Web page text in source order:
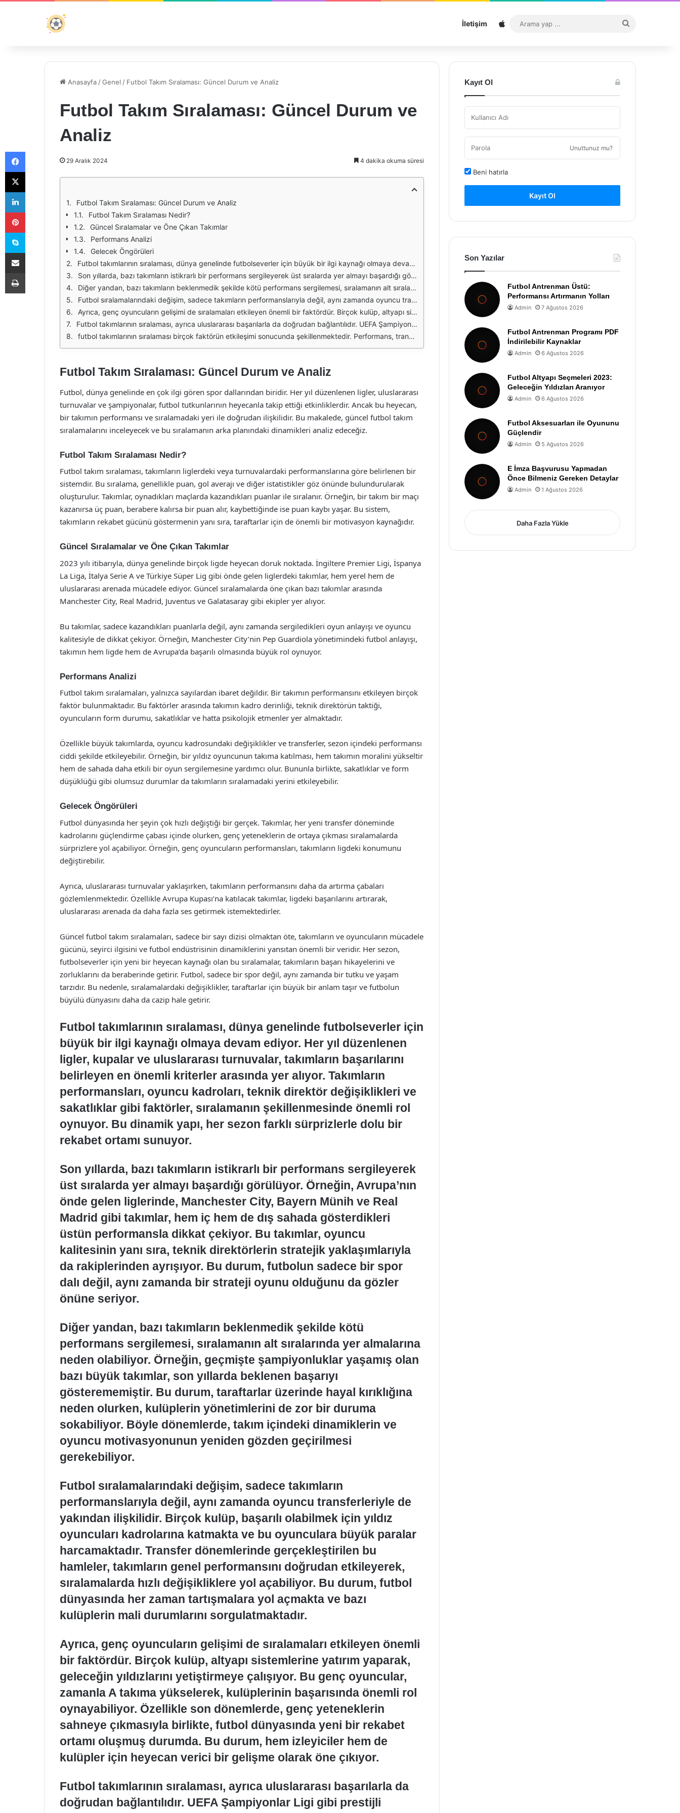
İletişim Sitemap
...
Anasayfa /Genel / Futbol Takım Sıralaması: Güncel Durum ve Analiz
Futbol Takım Sıralaması: Güncel Durum ve
Analiz
29 Aralık 2024 4 dakika okuma süresi
Futbol Takım Sıralaması: Güncel Durum ve Analiz
Futbol Takım Sıralaması Nedir?
Güncel Sıralamalar ve Öne Çıkan Takımlar
Performans Analizi
Gelecek Öngörüleri
Futbol takımlarının sıralaması, dünya genelinde futbolseverler için büyük bir ilgi kaynağı olmaya devam ediyor. Her yıl düzenlenen ligler, kupalar ve uluslararası turnuvalar, takımların başarılarını belirleyen en önemli kriterler arasında yer alıyor. Takımların performansları, oyuncu kadroları, teknik direktör değişiklikleri ve sakatlıklar gibi faktörler, sıralamanın şekillenmesinde önemli rol oynuyor. Bu dinamik yapı, her sezon farklı sürprizlerle dolu bir rekabet ortamı sunuyor.
Son yıllarda, bazı takımların istikrarlı bir performans sergileyerek üst sıralarda yer almayı başardığı görülüyor. Örneğin, Avrupa'nın önde gelen liglerinde, Manchester City, Bayern Münih ve Real Madrid gibi takımlar, hem iç hem de dış sahada gösterdikleri üstün performansla dikkat çekiyor. Bu takımlar, oyuncu kalitesinin yanı sıra, teknik direktörlerin stratejik yaklaşımlarıyla da rakiplerinden ayrışıyor. Bu durum, futbolun sadece bir spor dalı değil, aynı zamanda bir strateji oyunu olduğunu da gözler önüne seriyor.
Diğer yandan, bazı takımların beklenmedik şekilde kötü performans sergilemesi, sıralamanın alt sıralarında yer almalarına neden olabiliyor. Örneğin, geçmişte şampiyonluklar yaşamış olan bazı büyük takımlar, son yıllarda beklenen başarıyı gösterememiştir. Bu durum, taraftarlar üzerinde hayal kırıklığına neden olurken, kulüplerin yönetimlerini de zor bir duruma sokabiliyor. Böyle dönemlerde, takım içindeki dinamiklerin ve oyuncu motivasyonunun yeniden gözden geçirilmesi gerekebiliyor.
Futbol sıralamalarındaki değişim, sadece takımların performanslarıyla değil, aynı zamanda oyuncu transferleriyle de yakından ilişkilidir. Birçok kulüp, başarılı olabilmek için yıldız oyuncuları kadrolarına katmakta ve bu oyunculara büyük paralar harcamaktadır. Transfer dönemlerinde gerçekleştirilen bu hamleler, takımların genel performansını doğrudan etkileyerek, sıralamalarda hızlı değişikliklere yol açabiliyor. Bu durum, futbol dünyasında her zaman tartışmalara yol açmakta ve bazı kulüplerin mali durumlarını sorgulatmaktadır.
Ayrıca, genç oyuncuların gelişimi de sıralamaları etkileyen önemli bir faktördür. Birçok kulüp, altyapı sistemlerine yatırım yaparak, geleceğin yıldızlarını yetiştirmeye çalışıyor. Bu genç oyuncular, zamanla A takıma yükselerek, kulüplerinin başarısında önemli rol oynayabiliyor. Özellikle son dönemlerde, genç yeteneklerin sahneye çıkmasıyla birlikte, futbol dünyasında yeni bir rekabet ortamı oluşmuş durumda. Bu durum, hem izleyiciler hem de kulüpler için heyecan verici bir gelişme olarak öne çıkıyor.
Futbol takımlarının sıralaması, ayrıca uluslararası başarılarla da doğrudan bağlantılıdır. UEFA Şampiyonlar Ligi gibi prestijli turnuvalarda gösterilen başarı, takımların dünya genelindeki itibarını artırmakta ve sıralamalarda daha üst sıralara çıkmalarını sağlamaktadır. Turnuva süresince kazanılan puanlar ve elde edilen başarılar, liglerdeki sıralamaları da etkilemekte ve takımların bütçelerine önemli katkılar sağlamaktadır.
futbol takımlarının sıralaması birçok faktörün etkileşimi sonucunda şekillenmektedir. Performans, transferler, genç oyuncuların gelişimi ve uluslararası başarılar, bu sıralamaları belirleyen en önemli unsurlardır. Her sezon, futbol dünyasında yeni hikayeler ve sürprizler barındırarak, taraftarların heyecanını artırmaya devam ediyor. Bu dinamik yapı, futbolun ruhunu oluşturan unsurlardan biri olarak, global spor kültüründe önemli bir yere sahiptir.
Futbol Takım Sıralaması: Güncel Durum ve Analiz
Futbol, dünya genelinde en çok ilgi gören spor dallarından biridir. Her yıl düzenlenen ligler, uluslararası
turnuvalar ve şampiyonalar, futbol tutkunlarının heyecanla takip ettiği etkinliklerdir. Ancak bu heyecan,
bir takımın performansı ve sıralamadaki yeri ile doğrudan ilişkilidir. Bu makalede, güncel futbol takım
sıralamalarını inceleyecek ve bu sıralamanın arka planındaki dinamikleri analiz edeceğiz.
Futbol Takım Sıralaması Nedir?
Futbol takım sıralaması, takımların liglerdeki veya turnuvalardaki performanslarına göre belirlenen bir
sistemdir. Bu sıralama, genellikle puan, gol averajı ve diğer istatistikler göz önünde bulundurularak
oluşturulur. Takımlar, oynadıkları maçlarda kazandıkları puanlar ile sıralanır. Örneğin, bir takım bir maçı
kazanırsa üç puan, berabere kalırsa bir puan alır, kaybettiğinde ise puan kaybı yaşar. Bu sistem,
takımların rekabet gücünü göstermenin yanı sıra, taraftarlar için de önemli bir motivasyon kaynağıdır.
Güncel Sıralamalar ve Öne Çıkan Takımlar
2023 yılı itibarıyla, dünya genelinde birçok ligde heyecan doruk noktada. İngiltere Premier Ligi, İspanya
La Liga, İtalya Serie A ve Türkiye Süper Lig gibi önde gelen liglerdeki takımlar, hem yerel hem de
uluslararası arenada mücadele ediyor. Güncel sıralamalarda öne çıkan bazı takımlar arasında
Manchester City, Real Madrid, Juventus ve Galatasaray gibi ekipler yer alıyor.
Bu takımlar, sadece kazandıkları puanlarla değil, aynı zamanda sergiledikleri oyun anlayışı ve oyuncu
kalitesiyle de dikkat çekiyor. Örneğin, Manchester City’nin Pep Guardiola yönetimindeki futbol anlayışı,
takımın hem ligde hem de Avrupa’da başarılı olmasında büyük rol oynuyor.
Performans Analizi
Futbol takım sıralamaları, yalnızca sayılardan ibaret değildir. Bir takımın performansını etkileyen birçok
faktör bulunmaktadır. Bu faktörler arasında takımın kadro derinliği, teknik direktörün taktiği,
oyuncuların form durumu, sakatlıklar ve hatta psikolojik etmenler yer almaktadır.
Özellikle büyük takımlarda, oyuncu kadrosundaki değişiklikler ve transferler, sezon içindeki performansı
ciddi şekilde etkileyebilir. Örneğin, bir yıldız oyuncunun takıma katılması, hem takımın moralini yükseltir
hem de sahada daha etkili bir oyun sergilemesine yardımcı olur. Bununla birlikte, sakatlıklar ve form
düşüklüğü gibi olumsuz durumlar da takımların sıralamadaki yerini etkileyebilir.
Gelecek Öngörüleri
Futbol dünyasında her şeyin çok hızlı değiştiği bir gerçek. Takımlar, her yeni transfer döneminde
kadrolarını güçlendirme çabası içinde olurken, genç yeteneklerin de ortaya çıkması sıralamalarda
sürprizlere yol açabiliyor. Örneğin, genç oyuncuların performansları, takımların ligdeki konumunu
değiştirebilir.
Ayrıca, uluslararası turnuvalar yaklaşırken, takımların performansını daha da artırma çabaları
gözlemlenmektedir. Özellikle Avrupa Kupası’na katılacak takımlar, ligdeki başarılarını artırarak,
uluslararası arenada da daha fazla ses getirmek istemektedirler.
Güncel futbol takım sıralamaları, sadece bir sayı dizisi olmaktan öte, takımların ve oyuncuların mücadele
gücünü, seyirci ilgisini ve futbol endüstrisinin dinamiklerini yansıtan önemli bir veridir. Her sezon,
futbolseverler için yeni bir heyecan kaynağı olan bu sıralamalar, takımların başarı hikayelerini ve
zorluklarını da beraberinde getirir. Futbol, sadece bir spor değil, aynı zamanda bir tutku ve yaşam
tarzıdır. Bu nedenle, sıralamalardaki değişiklikler, taraftarlar için büyük bir anlam taşır ve futbolun
büyülü dünyasını daha da cazip hale getirir.
Futbol takımlarının sıralaması, dünya genelinde futbolseverler için
büyük bir ilgi kaynağı olmaya devam ediyor. Her yıl düzenlenen
ligler, kupalar ve uluslararası turnuvalar, takımların başarılarını
belirleyen en önemli kriterler arasında yer alıyor. Takımların
performansları, oyuncu kadroları, teknik direktör değişiklikleri ve
sakatlıklar gibi faktörler, sıralamanın şekillenmesinde önemli rol
oynuyor. Bu dinamik yapı, her sezon farklı sürprizlerle dolu bir
rekabet ortamı sunuyor.
Son yıllarda, bazı takımların istikrarlı bir performans sergileyerek
üst sıralarda yer almayı başardığı görülüyor. Örneğin, Avrupa’nın
önde gelen liglerinde, Manchester City, Bayern Münih ve Real
Madrid gibi takımlar, hem iç hem de dış sahada gösterdikleri
üstün performansla dikkat çekiyor. Bu takımlar, oyuncu
kalitesinin yanı sıra, teknik direktörlerin stratejik yaklaşımlarıyla
da rakiplerinden ayrışıyor. Bu durum, futbolun sadece bir spor
dalı değil, aynı zamanda bir strateji oyunu olduğunu da gözler
önüne seriyor.
Diğer yandan, bazı takımların beklenmedik şekilde kötü
performans sergilemesi, sıralamanın alt sıralarında yer almalarına
neden olabiliyor. Örneğin, geçmişte şampiyonluklar yaşamış olan
bazı büyük takımlar, son yıllarda beklenen başarıyı
gösterememiştir. Bu durum, taraftarlar üzerinde hayal kırıklığına
neden olurken, kulüplerin yönetimlerini de zor bir duruma
sokabiliyor. Böyle dönemlerde, takım içindeki dinamiklerin ve
oyuncu motivasyonunun yeniden gözden geçirilmesi
gerekebiliyor.
Futbol sıralamalarındaki değişim, sadece takımların
performanslarıyla değil, aynı zamanda oyuncu transferleriyle de
yakından ilişkilidir. Birçok kulüp, başarılı olabilmek için yıldız
oyuncuları kadrolarına katmakta ve bu oyunculara büyük paralar
harcamaktadır. Transfer dönemlerinde gerçekleştirilen bu
hamleler, takımların genel performansını doğrudan etkileyerek,
sıralamalarda hızlı değişikliklere yol açabiliyor. Bu durum, futbol
dünyasında her zaman tartışmalara yol açmakta ve bazı
kulüplerin mali durumlarını sorgulatmaktadır.
Ayrıca, genç oyuncuların gelişimi de sıralamaları etkileyen önemli
bir faktördür. Birçok kulüp, altyapı sistemlerine yatırım yaparak,
geleceğin yıldızlarını yetiştirmeye çalışıyor. Bu genç oyuncular,
zamanla A takıma yükselerek, kulüplerinin başarısında önemli rol
oynayabiliyor. Özellikle son dönemlerde, genç yeteneklerin
sahneye çıkmasıyla birlikte, futbol dünyasında yeni bir rekabet
ortamı oluşmuş durumda. Bu durum, hem izleyiciler hem de
kulüpler için heyecan verici bir gelişme olarak öne çıkıyor.
Futbol takımlarının sıralaması, ayrıca uluslararası başarılarla da
doğrudan bağlantılıdır. UEFA Şampiyonlar Ligi gibi prestijli
Kayıt Ol
Unuttunuz mu?
Beni hatırla
Kayıt Ol
Son Yazılar
Futbol Antrenman Üstü:
Performansı Artırmanın Yolları
Admin 7 Ağustos 2026
Futbol Antrenman Programı PDF
İndirilebilir Kaynaklar
Admin 6 Ağustos 2026
Futbol Altyapı Seçmeleri 2023:
Geleceğin Yıldızları Aranıyor
Admin 6 Ağustos 2026
Futbol Aksesuarları ile Oyununu
Güçlendir
Admin 5 Ağustos 2026
E İmza Başvurusu Yapmadan
Önce Bilmeniz Gereken Detaylar
Admin 1 Ağustos 2026
Daha Fazla Yükle
Facebook
X
LinkedIn
Pinterest
Skype
E-Posta ile paylaş